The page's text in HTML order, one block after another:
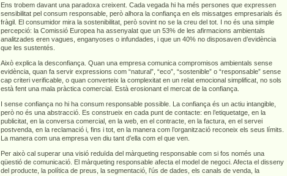
Ens trobem davant una paradoxa creixent. Cada vegada hi ha més persones que expressen
sensibilitat pel consum responsable, però alhora la confiança en els missatges empresarials és
fràgil. El consumidor mira la sostenibilitat, però sovint no se la creu del tot. I no és una simple
percepció: la Comissió Europea ha assenyalat que un 53% de les afirmacions ambientals
analitzades eren vagues, enganyoses o infundades, i que un 40% no disposaven d’evidència
que les sustentés.
Això explica la desconfiança. Quan una empresa comunica compromisos ambientals sense
evidència, quan fa servir expressions com “natural”, “eco”, “sostenible” o “responsable” sense
cap criteri verificable, o quan converteix la complexitat en un relat emocional simplificat, no sols
està fent una mala pràctica comercial. Està erosionant el mercat de la confiança.
I sense confiança no hi ha consum responsable possible. La confiança és un actiu intangible,
però no és una abstracció. Es construeix en cada punt de contacte: en l’etiquetatge, en la
publicitat, en la conversa comercial, en la web, en el contracte, en la factura, en el servei
postvenda, en la reclamació i, fins i tot, en la manera com l’organització reconeix els seus límits.
La manera com una empresa ven diu tant d’ella com el que ven.
Per això cal superar una visió reduïda del màrqueting responsable com si fos només una
qüestió de comunicació. El màrqueting responsable afecta el model de negoci. Afecta el disseny
del producte, la política de preus, la segmentació, l’ús de dades, els canals de venda, la